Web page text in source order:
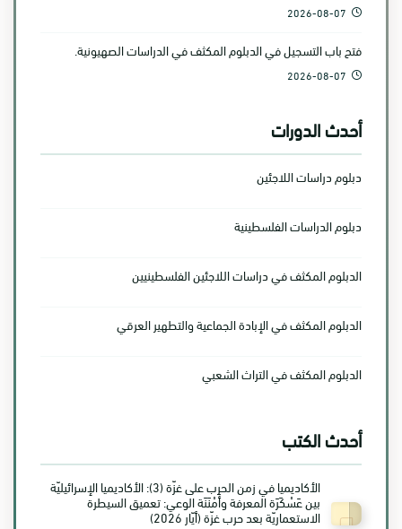
2026-08-07
فتح باب التسجيل في الدبلوم المكثف في الدراسات الصهيونية.
2026-08-07
أحدث الدورات
دبلوم دراسات اللاجئين
دبلوم الدراسات الفلسطينية
الدبلوم المكثف في دراسات اللاجئين الفلسطينيين
الدبلوم المكثف في الإبادة الجماعية والتطهير العرقي
الدبلوم المكثف في التراث الشعبي
أحدث الكتب
الأكاديميا في زمن الحرب على غزّة (3): الأكاديميا الإسرائيليّة
بين عَسْكَرَة المعرفة وأَمْنَنَة الوعي: تعميق السيطرة
الاستعماريّة بعد حرب غزّة (أيّار 2026)